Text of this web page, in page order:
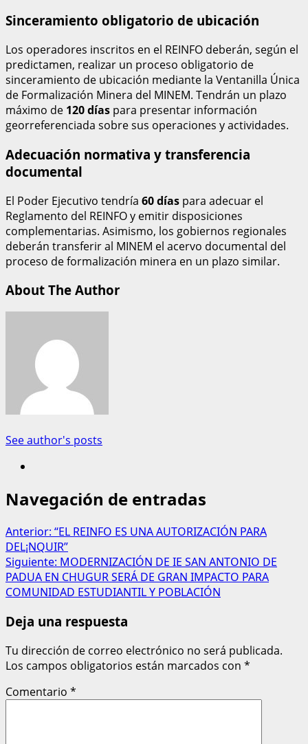
Sinceramiento obligatorio de ubicación
Los operadores inscritos en el REINFO deberán, según el
predictamen, realizar un proceso obligatorio de
sinceramiento de ubicación mediante la Ventanilla Única
de Formalización Minera del MINEM. Tendrán un plazo
máximo de 120 días para presentar información
georreferenciada sobre sus operaciones y actividades.
Adecuación normativa y transferencia
documental
El Poder Ejecutivo tendría 60 días para adecuar el
Reglamento del REINFO y emitir disposiciones
complementarias. Asimismo, los gobiernos regionales
deberán transferir al MINEM el acervo documental del
proceso de formalización minera en un plazo similar.
About The Author
See author's posts
Navegación de entradas
Anterior: “EL REINFO ES UNA AUTORIZACIÓN PARA
DEL¡NQUIR”
Siguiente: MODERNIZACIÓN DE IE SAN ANTONIO DE
PADUA EN CHUGUR SERÁ DE GRAN IMPACTO PARA
COMUNIDAD ESTUDIANTIL Y POBLACIÓN
Deja una respuesta
Tu dirección de correo electrónico no será publicada.
Los campos obligatorios están marcados con *
Comentario *